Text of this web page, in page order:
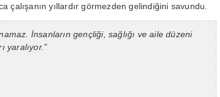
çalışanın yıllardır görmezden gelindiğini savundu.
İnsanların gençliği, sağlığı ve aile düzeni
yaralıyor.”